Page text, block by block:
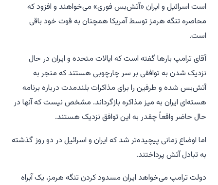
است اسرائیل و ایران «آتش‌بس فوری» می‌خواهند و افزود که
محاصره تنگه هرمز توسط آمریکا همچنان به قوت خود باقی
است.
آقای ترامپ بارها گفته است که ایالات متحده و ایران در حال
نزدیک شدن به توافقی بر سر چارچوبی هستند که منجر به
آتش‌بس شده و طرفین را برای مذاکرات بلندمدت درباره برنامه
هسته‌ای ایران به میز مذاکره بازگرداند. مشخص نیست که آنها در
حال حاضر واقعاً چقدر به این توافق نزدیک هستند.
اما اوضاع زمانی پیچیده‌تر شد که ایران و اسرائیل در دو روز گذشته
به تبادل آتش پرداختند.
دولت ترامپ می‌خواهد ایران مسدود کردن تنگه هرمز، یک آبراه